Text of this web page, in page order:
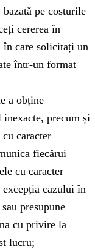
pe costurile
cererea în
în care solicitați un
într-un format
a obține
inexacte, precum și
caracter
fiecărui
cu caracter
cazului în
presupune
cu privire la
lucru;